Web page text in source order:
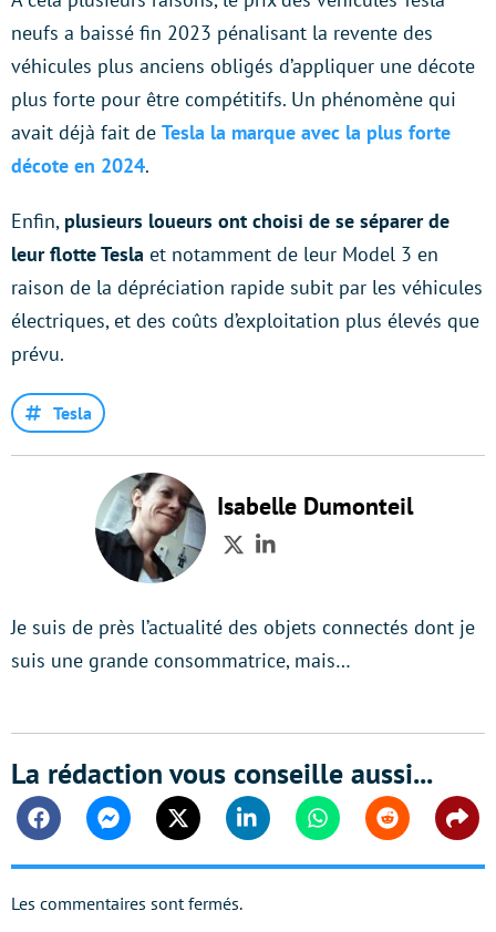
neufs a baissé fin 2023 pénalisant la revente des
véhicules plus anciens obligés d’appliquer une décote
plus forte pour être compétitifs. Un phénomène qui
avait déjà fait de Tesla la marque avec la plus forte
décote en 2024.
Enfin, plusieurs loueurs ont choisi de se séparer de
leur flotte Tesla et notamment de leur Model 3 en
raison de la dépréciation rapide subit par les véhicules
électriques, et des coûts d’exploitation plus élevés que
prévu.
Tesla
Isabelle Dumonteil
TwitterLinkedIn
Je suis de près l’actualité des objets connectés dont je
suis une grande consommatrice, mais…
La rédaction vous conseille aussi...
FacebookMessengerTwitter Linkedin WhatsappReddit
Les commentaires sont fermés.